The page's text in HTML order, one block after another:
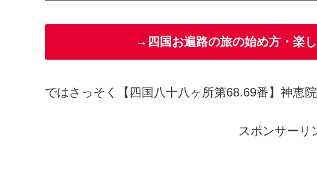
→四国お遍路の旅の始め方・楽
ではさっそく【四国八十八ヶ所第68.69番】神恵
スポンサーリ